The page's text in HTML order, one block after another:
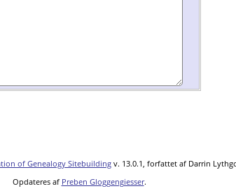
of Genealogy Sitebuilding v. 13.0.1, forfattet af Darrin
Opdateres af Preben Gloggengiesser.